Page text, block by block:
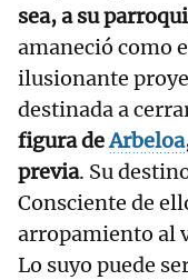
sea, a su
amaneció como
ilusionante
destinada a
figura deArbeloa
previa. Su
Consciente de
arropamiento al
Lo suyo puede